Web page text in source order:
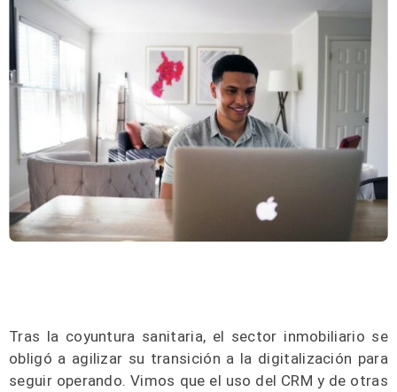
Tras la coyuntura sanitaria, el sector inmobiliario se
obligó a agilizar su transición a la digitalización para
seguir operando. Vimos que el uso del CRM y de otras